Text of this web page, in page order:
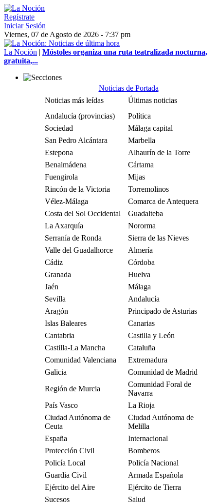
Regístrate
Iniciar Sesión
Viernes, 07 de Agosto de 2026 - 7:37 pm
La Noción | Móstoles organiza una ruta teatralizada nocturna,
gratuita,...
Noticias de Portada
Noticias más leídas
Últimas noticias
Andalucía (provincias)
Política
Sociedad
Málaga capital
San Pedro Alcántara
Marbella
Estepona
Alhaurín de la Torre
Benalmádena
Cártama
Fuengirola
Mijas
Rincón de la Victoria
Torremolinos
Vélez-Málaga
Comarca de Antequera
Costa del Sol Occidental
Guadalteba
La Axarquía
Nororma
Serranía de Ronda
Sierra de las Nieves
Valle del Guadalhorce
Almería
Cádiz
Córdoba
Granada
Huelva
Jaén
Málaga
Sevilla
Andalucía
Aragón
Principado de Asturias
Islas Baleares
Canarias
Cantabria
Castilla y León
Castilla-La Mancha
Cataluña
Comunidad Valenciana
Extremadura
Galicia
Comunidad de Madrid
Región de Murcia
Comunidad Foral de
Navarra
País Vasco
La Rioja
Ciudad Autónoma de
Ceuta
Ciudad Autónoma de
Melilla
España
Internacional
Protección Civil
Bomberos
Policía Local
Policía Nacional
Guardia Civil
Armada Española
Ejército del Aire
Ejército de Tierra
Sucesos
Salud